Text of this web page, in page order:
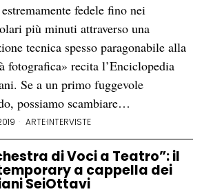
fedele fino nei
più minuti attraverso una
tecnica spesso paragonabile alla
fotografica» recita l’Enciclopedia
Se a un primo fuggevole
possiamo scambiare…
ARTE·INTERVISTE
di Voci a Teatro”: il
a cappella dei
SeiOttavi